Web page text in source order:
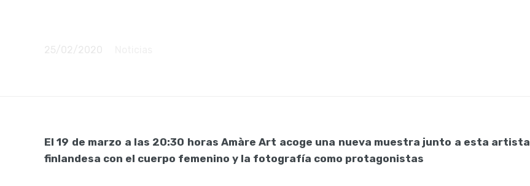
El 19 de marzo a las 20:30 horas Amàre Art acoge una nueva muestra junto a esta artista
finlandesa con el cuerpo femenino y la fotografía como protagonistas